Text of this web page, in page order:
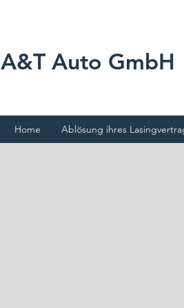
A&T Auto GmbH
Home Ablösung ihres